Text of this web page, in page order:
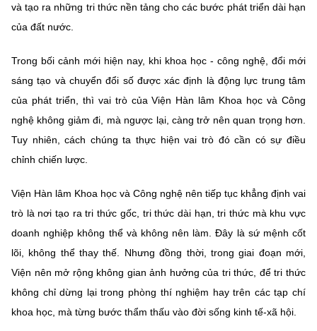
Liên hệ
Địa chỉ: Ban Biên tập Cổng TTĐT - 18 Nguyễn Du, TP. Hà Nội
Điện thoại: 024 3936 9506
Email: stc@mst.gov.vn
(Ghi rõ nguồn "https://mst.gov.vn" khi phát hành lại thông tin từ
website này)
và tạo ra những tri thức nền tảng cho các bước phát triển dài hạn
của đất nước.
Trong bối cảnh mới hiện nay, khi khoa học - công nghệ, đổi mới
sáng tạo và chuyển đổi số được xác định là động lực trung tâm
của phát triển, thì vai trò của Viện Hàn lâm Khoa học và Công
nghệ không giảm đi, mà ngược lại, càng trở nên quan trọng hơn.
Tuy nhiên, cách chúng ta thực hiện vai trò đó cần có sự điều
chỉnh chiến lược.
Viện Hàn lâm Khoa học và Công nghệ nên tiếp tục khẳng định vai
trò là nơi tạo ra tri thức gốc, tri thức dài hạn, tri thức mà khu vực
doanh nghiệp không thể và không nên làm. Đây là sứ mệnh cốt
lõi, không thể thay thế. Nhưng đồng thời, trong giai đoạn mới,
Viện nên mở rộng không gian ảnh hưởng của tri thức, để tri thức
không chỉ dừng lại trong phòng thí nghiệm hay trên các tạp chí
khoa học, mà từng bước thẩm thấu vào đời sống kinh tế-xã hội.